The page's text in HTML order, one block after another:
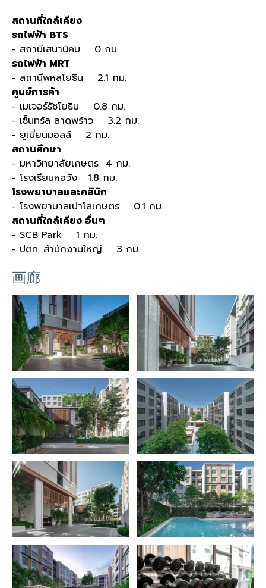
สถานที่ใกล้เคียง
รถไฟฟ้า BTS
- สถานีเสนานิคม 0 กม.
รถไฟฟ้า MRT
- สถานีพหลโยธิน 2.1 กม.
ศูนย์การค้า
- เมเจอร์รัชโยธิน 0.8 กม.
- เซ็นทรัล ลาดพร้าว 3.2 กม.
- ยูเนี่ยนมอลล์ 2 กม.
สถานศึกษา
- มหาวิทยาลัยเกษตร 4 กม.
- โรงเรียนหอวัง 1.8 กม.
โรงพยาบาลและคลินิก
- โรงพยาบาลเปาโลเกษตร 0.1 กม.
สถานที่ใกล้เคียง อื่นๆ
- SCB Park 1 กม.
- ปตท. สำนักงานใหญ่ 3 กม.
画廊